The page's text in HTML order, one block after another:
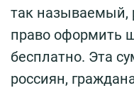
так называемый,
право оформить
бесплатно. Эта
россиян,